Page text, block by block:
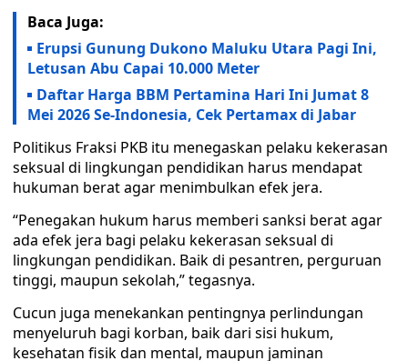
Baca Juga:
Erupsi Gunung Dukono Maluku Utara Pagi Ini,
Letusan Abu Capai 10.000 Meter
Daftar Harga BBM Pertamina Hari Ini Jumat 8
Mei 2026 Se-Indonesia, Cek Pertamax di Jabar
Politikus Fraksi PKB itu menegaskan pelaku kekerasan
seksual di lingkungan pendidikan harus mendapat
hukuman berat agar menimbulkan efek jera.
“Penegakan hukum harus memberi sanksi berat agar
ada efek jera bagi pelaku kekerasan seksual di
lingkungan pendidikan. Baik di pesantren, perguruan
tinggi, maupun sekolah,” tegasnya.
Cucun juga menekankan pentingnya perlindungan
menyeluruh bagi korban, baik dari sisi hukum,
kesehatan fisik dan mental, maupun jaminan